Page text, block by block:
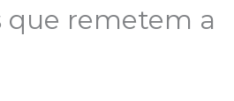
que remetem a